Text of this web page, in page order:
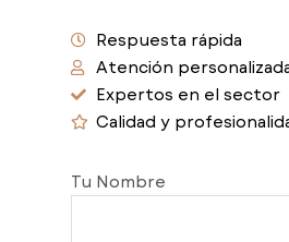
Respuesta rápida
Atención
Expertos en el sector
Calidad y
Tu Nombre